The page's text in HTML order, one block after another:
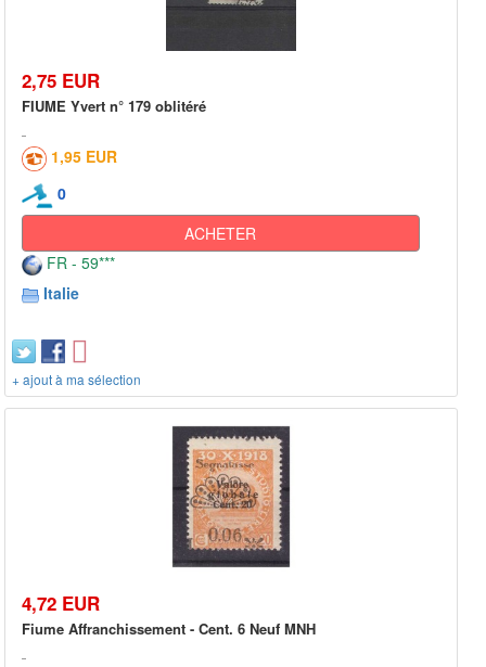
2,75 EUR
FIUME Yvert n° 179 oblitéré
1,95 EUR
0
ACHETER
FR - 59***
Italie
+ ajout à ma sélection
4,72 EUR
Fiume Affranchissement - Cent. 6 Neuf MNH